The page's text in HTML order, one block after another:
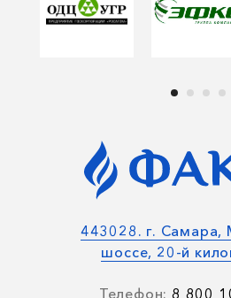
443028. г. Самара,
шоссе, 20-й
Телефон: 8 800